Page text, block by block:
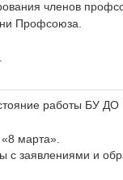
членов
Профсоюза.
работы БУ
марта».
с заявлениями и